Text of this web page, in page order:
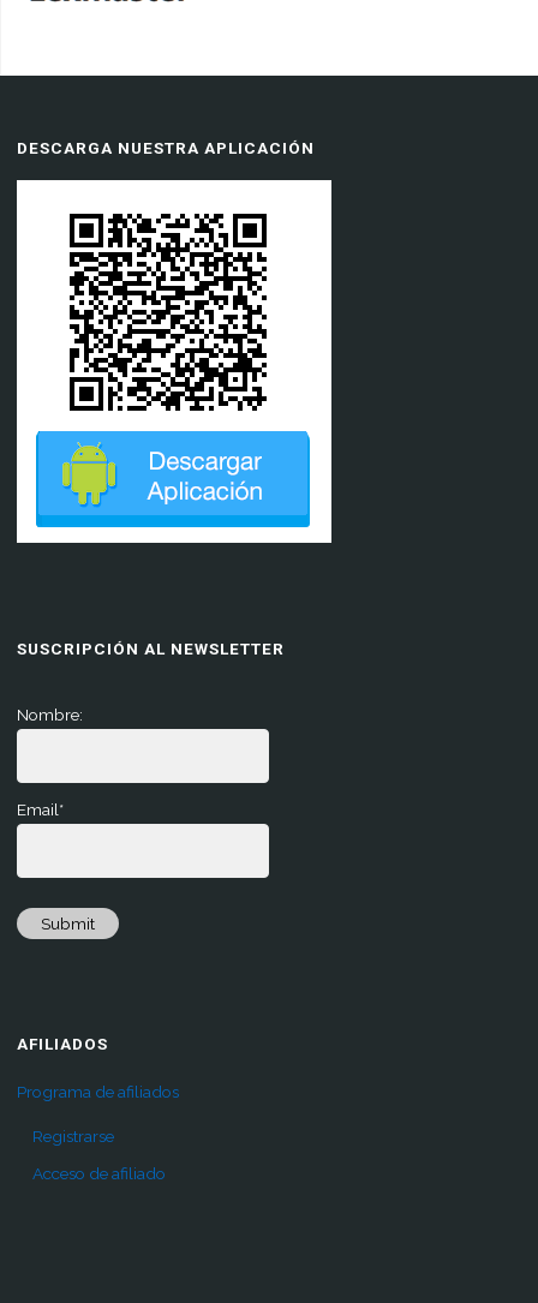
DESCARGA NUESTRA APLICACIÓN
SUSCRIPCIÓN AL NEWSLETTER
Nombre:
Email*
Submit
AFILIADOS
Programa de afiliados
Registrarse
Acceso de afiliado